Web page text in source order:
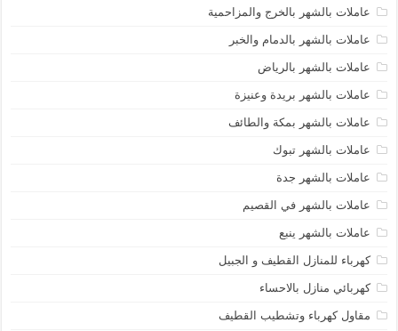
عاملات بالشهر بالخرج والمزاحمية
عاملات بالشهر بالدمام والخبر
عاملات بالشهر بالرياض
عاملات بالشهر بريدة وعنيزة
عاملات بالشهر بمكة والطائف
عاملات بالشهر تبوك
عاملات بالشهر جدة
عاملات بالشهر في القصيم
عاملات بالشهر ينبع
كهرباء للمنازل القطيف و الجبيل
كهربائي منازل بالاحساء
مقاول كهرباء وتشطيب القطيف